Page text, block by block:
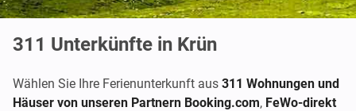
311 Unterkünfte in Krün
Wählen Sie Ihre Ferienunterkunft aus 311 Wohnungen und
Häuser von unseren Partnern Booking.com, FeWo-direkt